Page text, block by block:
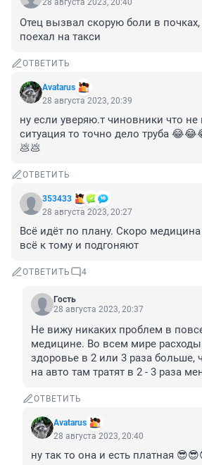
28 августа 2023, 20:40
Отец вызвал скорую боли в почках,
поехал на такси
ОТВЕТИТЬ
Avatarus
28 августа 2023, 20:39
ну если уверяю.т чиновники что не
ситуация то точно дело труба
💩💩
ОТВЕТИТЬ
353433
28 августа 2023, 20:27
Всё идёт по плану. Скоро медицина
всё к тому и подгоняют
ОТВЕТИТЬ 4
Гость
28 августа 2023, 20:37
Не вижу никаких проблем в
медицине. Во всем мире
здоровье в 2 или 3 раза больше,
на авто там тратят в 2 - 3 раза
ОТВЕТИТЬ
Avatarus
28 августа 2023, 20:40
ну так то она и есть платная